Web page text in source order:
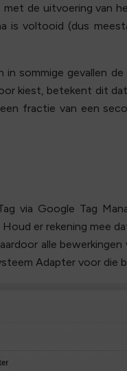
de uitvoering van
is voltooid (dus
in sommige gevallen
kiest, betekent dit
fractie van een
via Google Tag
er rekening mee
alle
Adapter voor die